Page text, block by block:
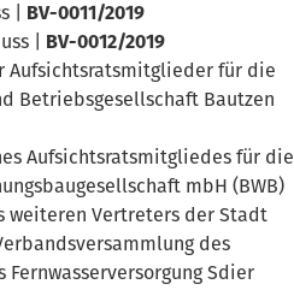
| BV-0011/2019
| BV-0012/2019
Aufsichtsratsmitglieder für die
Betriebsgesellschaft Bautzen
Aufsichtsratsmitgliedes für die
mbH (BWB)
weiteren Vertreters der Stadt
des
Fernwasserversorgung Sdier